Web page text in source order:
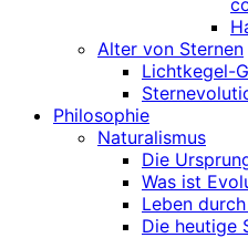
Alter von Sternen
Lichtkegel-
Philosophie
Naturalismus
Die
Was ist
Leben
Die heutige